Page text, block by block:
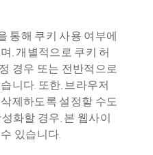
통해 쿠키 사용 여부에
, 개별적으로 쿠키 허
경우 또는 전반적으로
니다. 또한, 브라우저
제하도록 설정할 수도
화할 경우, 본 웹사이
있습니다.